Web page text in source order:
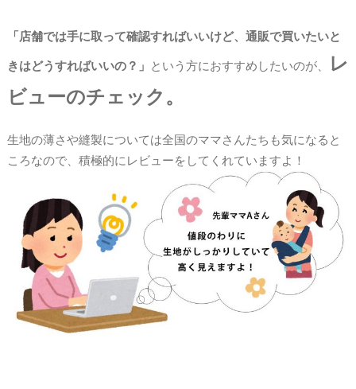
「店舗では手に取って確認すればいいけど、通販で買いたいと
きはどうすればいいの？」 という方におすすめしたいのが、
レ
ビューのチェック。
生地の薄さや縫製については全国のママさんたちも気になると
ころなので、積極的にレビューをしてくれていますよ！